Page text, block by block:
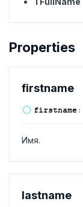
Properties
firstname
firstname:
Имя.
lastname